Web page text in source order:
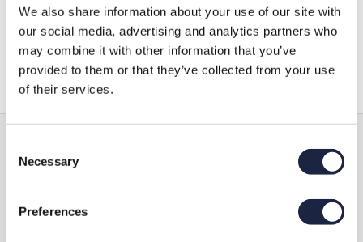
We also share information about your use of our site with
our social media, advertising and analytics partners who
may combine it with other information that you’ve
provided to them or that they’ve collected from your use
of their services.
Selection
Necessary
Preferences
Vraag aan
Alle producten in onze webshop kunnen
zowel los gestort als in BigBag’s geleverd